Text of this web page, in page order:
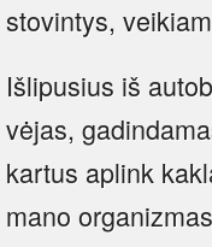
stovintys,
Išlipusius iš
vėjas,
kartus aplink
mano